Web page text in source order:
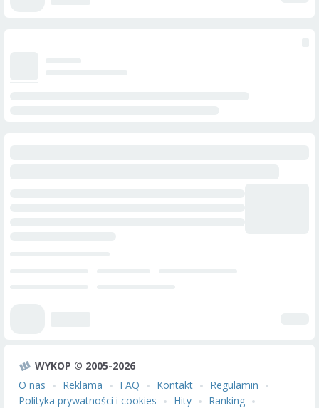
WYKOP © 2005-2026
O nas
Reklama FAQ Kontakt
Regulamin
Polityka prywatności i cookies
Hity Ranking